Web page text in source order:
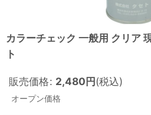
カラーチェック 一般用 クリア
ト
販売価格: 2,480円(税込)
オープン価格